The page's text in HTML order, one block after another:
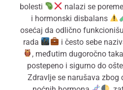
bolesti
nalazi se
i hormonski disbalans
osećaj da odlično
rada
i često sebe
, međutim dugoročno
postepeno i sigurno do
Zdravlje se narušava zbog